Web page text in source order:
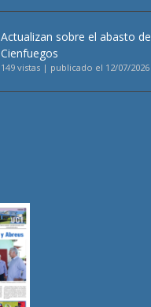
Actualizan sobre el abasto
Cienfuegos
149 vistas | publicado el 12/07/2026